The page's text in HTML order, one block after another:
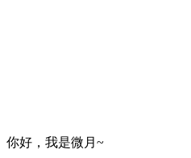
你好，我是微月~